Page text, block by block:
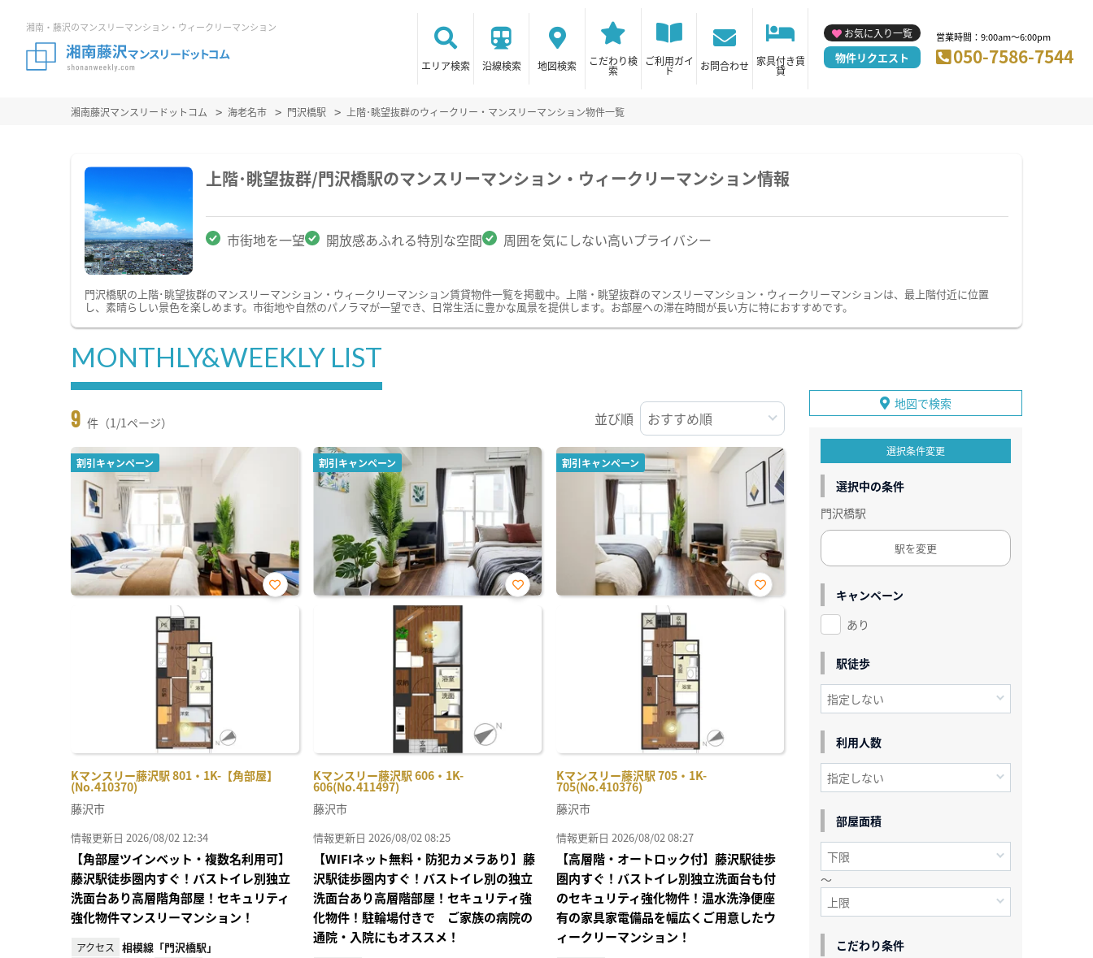
湘南・藤沢のマンスリーマンション・ウィークリーマンション
エリア検索 沿線検索 地図検索 こだわり検
索
ご利用ガイ
ド お問合わせ 家具付き賃
貸
お気に入り一覧
物件リクエスト
営業時間：9:00am～6:00pm
050-7586-7544
湘南藤沢マンスリードットコム 海老名市 門沢橋駅 上階･眺望抜群のウィークリー・マンスリーマンション物件一覧
上階･眺望抜群/門沢橋駅のマンスリーマンション・ウィークリーマンション情報
市街地を一望 開放感あふれる特別な空間 周囲を気にしない高いプライバシー
門沢橋駅の上階･眺望抜群のマンスリーマンション・ウィークリーマンション賃貸物件一覧を掲載中。上階・眺望抜群のマンスリーマンション・ウィークリーマンションは、最上階付近に位置
し、素晴らしい景色を楽しめます。市街地や自然のパノラマが一望でき、日常生活に豊かな風景を提供します。お部屋への滞在時間が長い方に特におすすめです。
MONTHLY&WEEKLY LIST
9 件（1/1ページ） 並び順
割引キャンペーン
Kマンスリー藤沢駅 801・1K-【角部屋】
(No.410370)
お気
藤沢市
情報更新日 2026/08/02 12:34
【角部屋ツインベット・複数名利用可】
藤沢駅徒歩圏内すぐ！バストイレ別独立
洗面台あり高層階角部屋！セキュリティ
強化物件マンスリーマンション！
アクセス 相模線「門沢橋駅」
割引キャンペーン
Kマンスリー藤沢駅 606・1K-
606(No.411497)
お気
藤沢市
情報更新日 2026/08/02 08:25
【WIFIネット無料・防犯カメラあり】藤
沢駅徒歩圏内すぐ！バストイレ別の独立
洗面台あり高層階部屋！セキュリティ強
化物件！駐輪場付きで ご家族の病院の
通院・入院にもオススメ！
割引キャンペーン
Kマンスリー藤沢駅 705・1K-
705(No.410376)
お気
藤沢市
情報更新日 2026/08/02 08:27
【高層階・オートロック付】藤沢駅徒歩
圏内すぐ！バストイレ別独立洗面台も付
のセキュリティ強化物件！温水洗浄便座
有の家具家電備品を幅広くご用意したウ
ィークリーマンション！
地図で検索
選択条件変更
選択中の条件
門沢橋駅
駅を変更
キャンペーン
あり
駅徒歩
利用人数
部屋面積
～
こだわり条件